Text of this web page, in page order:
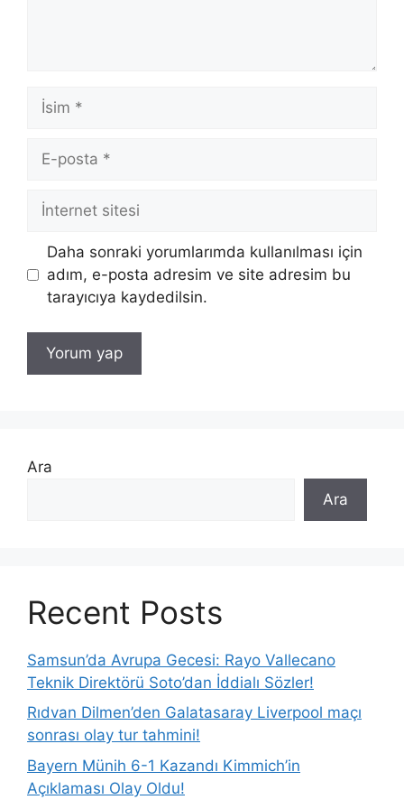
İsim
posta
İnternet
Daha sonraki yorumlarımda kullanılması için
adım, e-posta adresim ve site adresim bu
tarayıcıya kaydedilsin.
Ara
Ara
Recent Posts
Samsun’da Avrupa Gecesi: Rayo Vallecano
Teknik Direktörü Soto’dan İddialı Sözler!
Rıdvan Dilmen’den Galatasaray Liverpool maçı
sonrası olay tur tahmini!
Bayern Münih 6-1 Kazandı Kimmich’in
Açıklaması Olay Oldu!